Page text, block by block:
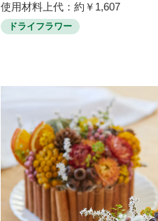
使用材料上代：約￥1,607
ドライフラワー